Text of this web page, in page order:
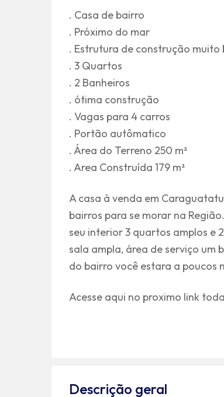
. Casa de bairro
. Próximo do mar
. Estrutura de construção muito
. 3 Quartos
. 2 Banheiros
. ótima construção
. Vagas para 4 carros
. Portão autômatico
. Área do Terreno 250 m²
. Area Construída 179 m²
A casa à venda em
bairros para se morar na
seu interior 3 quartos amplos e
sala ampla, área de serviço um
do bairro você estara a poucos
Acesse aqui no proximo link
Descrição geral